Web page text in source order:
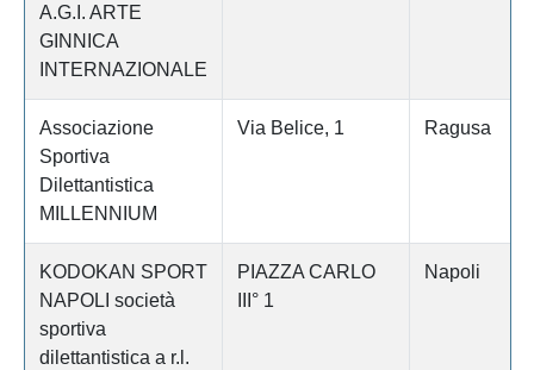
A.G.I. ARTE
GINNICA
INTERNAZIONALE
Associazione
Sportiva
Dilettantistica
MILLENNIUM
Via Belice, 1 Ragusa
KODOKAN SPORT
NAPOLI società
sportiva
dilettantistica a r.l.
PIAZZA CARLO
III° 1
Napoli